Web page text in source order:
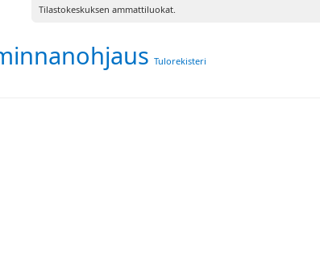
Tilastokeskuksen ammattiluokat.
Tulorekisteri